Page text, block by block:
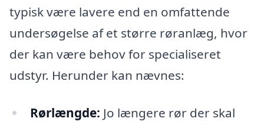
typisk være lavere end en omfattende
undersøgelse af et større røranlæg, hvor
der kan være behov for specialiseret
udstyr. Herunder kan nævnes:
Rørlængde: Jo længere rør der skal